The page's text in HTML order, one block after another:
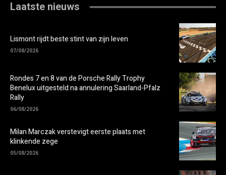
Laatste nieuws
Lismont rijdt beste stint van zijn leven
07/08/2026
Rondes 7 en 8 van de Porsche Rally Trophy
Benelux uitgesteld na annulering Saarland-Pfalz
Rally
06/08/2026
Milan Marczak verstevigt eerste plaats met
klinkende zege
05/08/2026